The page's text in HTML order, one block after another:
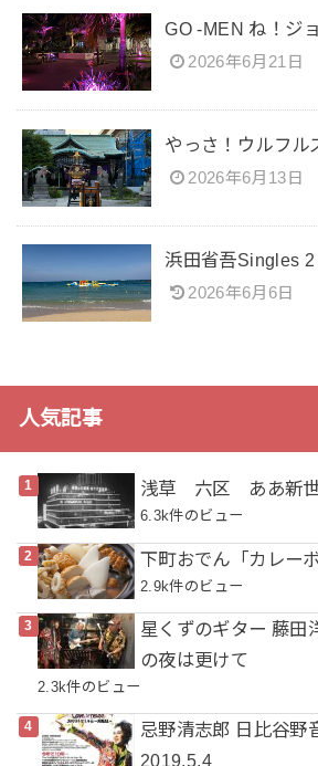
GO -MEN ね！ジ
2026年6月21日
やっさ！ウルフル
2026年6月13日
浜田省吾Singles 2
2026年6月6日
人気記事
浅草 六区 ああ新
6.3k件のビュー
下町おでん「カレーボ
2.9k件のビュー
星くずのギター 藤田
の夜は更けて
2.3k件のビュー
忌野清志郎 日比谷野
2019.5.4